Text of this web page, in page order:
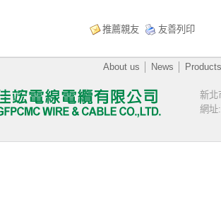
推薦親友 友善列印
About us News Products
新北
網址